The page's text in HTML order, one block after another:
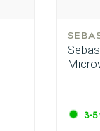
3-5